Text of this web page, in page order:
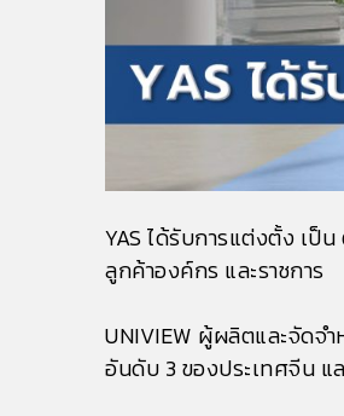
YAS ได้รับการแต่งตั้ง เป็
ลูกค้าองค์กร และราชการ
UNIVIEW ผู้ผลิตและจัดจ
อันดับ 3 ของประเทศจีน